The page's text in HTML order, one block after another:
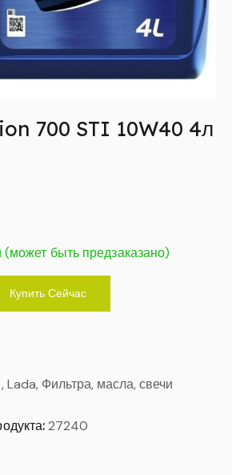
700 STI 10W40 4л
быть предзаказано)
Купить Сейчас
Lada, Фильтра, масла, свечи
27240